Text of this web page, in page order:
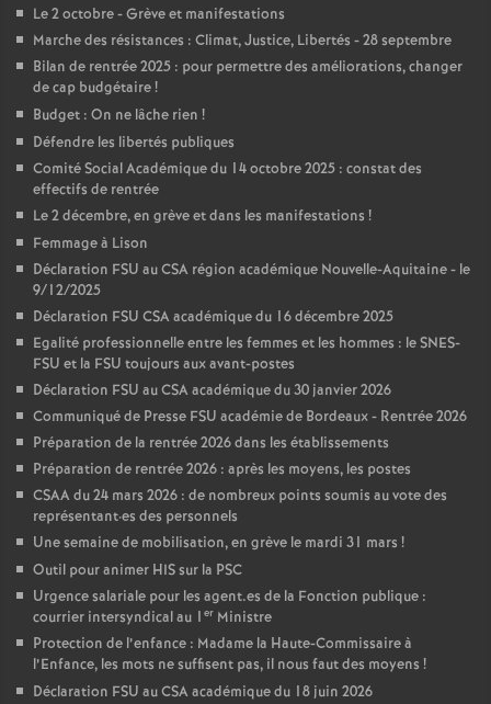
Le 2 octobre - Grève et manifestations
Marche des résistances : Climat, Justice, Libertés - 28 septembre
Bilan de rentrée 2025 : pour permettre des améliorations, changer
de cap budgétaire!
Budget : On ne lâche rien !
Défendre les libertés publiques
Comité Social Académique du 14 octobre 2025 : constat des
effectifs de rentrée
Le 2 décembre, en grève et dans les manifestations !
Femmage à Lison
Déclaration FSU au CSA région académique Nouvelle-Aquitaine - le
9/12/2025
Déclaration FSU CSA académique du 16 décembre 2025
Egalité professionnelle entre les femmes et les hommes : le SNES-
FSU et la FSU toujours aux avant-postes
Déclaration FSU au CSA académique du 30 janvier 2026
Communiqué de Presse FSU académie de Bordeaux - Rentrée 2026
Préparation de la rentrée 2026 dans les établissements
Préparation de rentrée 2026 : après les moyens, les postes
CSAA du 24 mars 2026 : de nombreux points soumis au vote des
représentant·es des personnels
Une semaine de mobilisation, en grève le mardi 31 mars !
Outil pour animer HIS sur la PSC
Urgence salariale pour les agent.es de la Fonction publique :
courrier intersyndical au 1 er Ministre
Protection de l’enfance : Madame la Haute-Commissaire à
l’Enfance, les mots ne suffisent pas, il nous faut des moyens !
Déclaration FSU au CSA académique du 18 juin 2026